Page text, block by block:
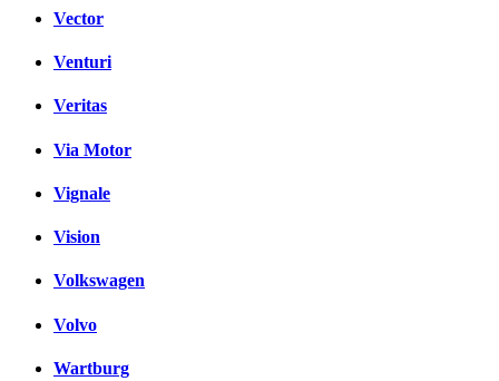
Vector
Venturi
Veritas
Via Motor
Vignale
Vision
Volkswagen
Volvo
Wartburg